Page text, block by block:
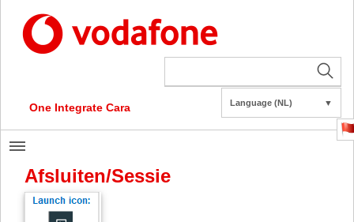
One Integrate Cara Language (NL) ▼
Afsluiten/Sessie